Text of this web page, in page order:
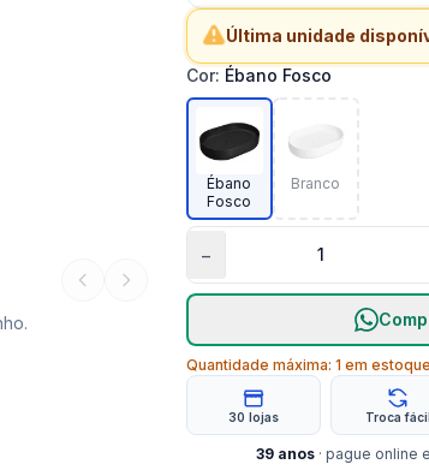
Última unidade
Cor: Ébano Fosco
Ébano
Fosco
Branco
−
Quantidade máxima: 1 em
30 lojas Troca fácil
39 anos · pague online e